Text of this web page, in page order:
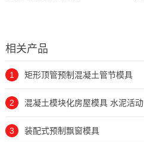
相关产品
1 矩形顶管预制混凝土管节模具
2 混凝土模块化房屋模具 水泥活动
3 装配式预制飘窗模具